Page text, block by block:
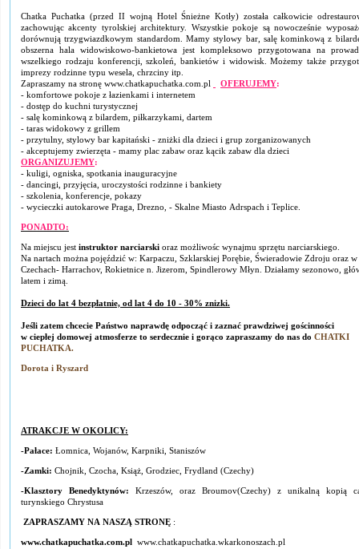
Chatka Puchatka (przed II wojną Hotel Śnieżne Kotły) została całkowicie
zachowując akcenty tyrolskiej architektury. Wszystkie pokoje są nowocześnie
dorównują trzygwiazdkowym standardom. Mamy stylowy bar, salę kominkową z
obszerna hala widowiskowo-bankietowa jest kompleksowo przygotowana na
wszelkiego rodzaju konferencji, szkoleń, bankietów i widowisk. Możemy także
imprezy rodzinne typu wesela, chrzciny itp.
Zapraszamy na stronę www.chatkapuchatka.com.pl
OFERUJEMY:
- komfortowe pokoje z łazienkami i internetem
- dostęp do kuchni turystycznej
- salę kominkową z bilardem, piłkarzykami, dartem
- taras widokowy z grillem
- przytulny, stylowy bar kapitański - zniżki dla dzieci i grup zorganizowanych
- akceptujemy zwierzęta - mamy plac zabaw oraz kącik zabaw dla dzieci
ORGANIZUJEMY:
- kuligi, ogniska, spotkania inauguracyjne
- dancingi, przyjęcia, uroczystości rodzinne i bankiety
- szkolenia, konferencje, pokazy
- wycieczki autokarowe Praga, Drezno, - Skalne Miasto Adrspach i Teplice.
PONADTO:
Na miejscu jest instruktor narciarski oraz możliwośc wynajmu sprzętu narciarskiego.
Na nartach można pojęździć w: Karpaczu, Szklarskiej Porębie, Świeradowie Zdroju oraz w
Czechach- Harrachov, Rokietnice n. Jizerom, Spindlerowy Młyn. Działamy sezonowo,
latem i zimą.
Dzieci do lat 4 bezpłatnie, od lat 4 do 10 - 30% znizki.
Jeśli zatem chcecie Państwo naprawdę odpocząć i zaznać prawdziwej gościnności
w ciepłej domowej atmosferze to serdecznie i gorąco zapraszamy do nas do CHATKI
PUCHATKA.
Dorota i Ryszard
ATRAKCJE W OKOLICY:
-Pałace: Łomnica, Wojanów, Karpniki, Staniszów
-Zamki: Chojnik, Czocha, Książ, Grodziec, Frydland (Czechy)
-Klasztory Benedyktynów: Krzeszów, oraz Broumov(Czechy) z unikalną kopią
turynskiego Chrystusa
ZAPRASZAMY NA NASZĄ STRONĘ :
www.chatkapuchatka.com.pl www.chatkapuchatka.wkarkonoszach.pl